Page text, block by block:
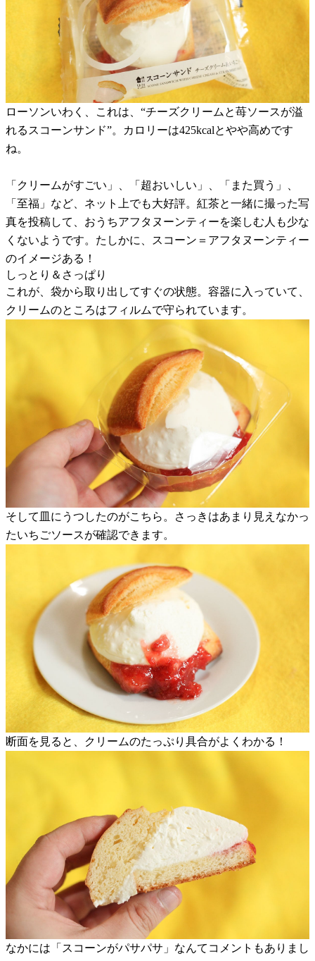
ローソンいわく、これは、“チーズクリームと苺ソースが溢
れるスコーンサンド”。カロリーは425kcalとやや高めです
ね。
「クリームがすごい」、「超おいしい」、「また買う」、
「至福」など、ネット上でも大好評。紅茶と一緒に撮った写
真を投稿して、おうちアフタヌーンティーを楽しむ人も少な
くないようです。たしかに、スコーン＝アフタヌーンティー
のイメージある！
しっとり＆さっぱり
これが、袋から取り出してすぐの状態。容器に入っていて、
クリームのところはフィルムで守られています。
そして皿にうつしたのがこちら。さっきはあまり見えなかっ
たいちごソースが確認できます。
断面を見ると、クリームのたっぷり具合がよくわかる！
なかには「スコーンがパサパサ」なんてコメントもありまし